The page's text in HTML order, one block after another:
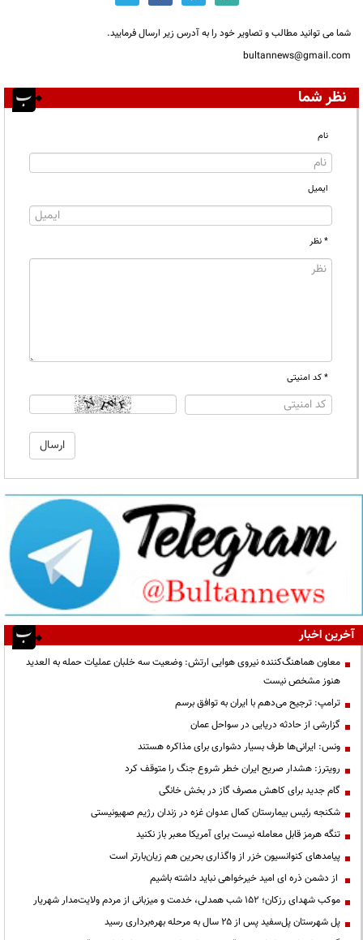
شما می توانید مطالب و تصاویر خود را به آدرس زیر ارسال فرمایید.
bultannews@gmail.com
نظر شما
نام
ایمیل
* نظر
* کد امنیتی
آخرین اخبار
معاون هماهنگ‌کننده نیروی هوایی ارتش: وضعیت سه خلبان عملیات حمله به العدید
هنوز مشخص نیست
ترامپ: ترجیح می‌دهم با ایران به توافق برسم
گزارشی از حادثه دریایی در سواحل عمان
ونس: ایرانی‌ها طرف بسیار دشواری برای مذاکره هستند
رویترز: هشدار صریح ایران خطر شروع جنگ را متوقف کرد
گام جدید برای کاهش مصرف گاز در بخش خانگی
شکنجه رئیس بیمارستان کمال عدوان غزه در زندان رژیم صهیونیستی
تنگه هرمز قابل معامله نیست برای آمریکا معبر باز نکنید
پیامدهای کنوانسیون خزر از واگذاری بحرین هم زیان‌بارتر است
از دشمن ذره ای امید خیرخواهی نباید داشته باشیم
موکب شهدای رزکان؛ ۱۵۲ شب همدلی، خدمت و میزبانی از مردم ولایت‌مدار شهریار
پل شهرستان پل‌سفید پس از ۲۵ سال به مرحله بهره‌برداری رسید